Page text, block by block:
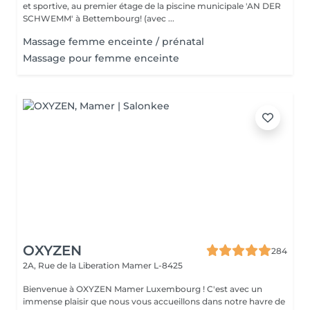
et sportive, au premier étage de la piscine municipale 'AN DER
SCHWEMM' à Bettembourg! (avec ...
Massage femme enceinte / prénatal
Massage pour femme enceinte
OXYZEN
284
2A, Rue de la Liberation Mamer L-8425
Bienvenue à OXYZEN Mamer Luxembourg ! C'est avec un
immense plaisir que nous vous accueillons dans notre havre de